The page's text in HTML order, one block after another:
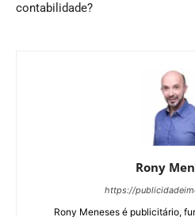
contabilidade?
Rony
https://
Rony Meneses é publicitário,